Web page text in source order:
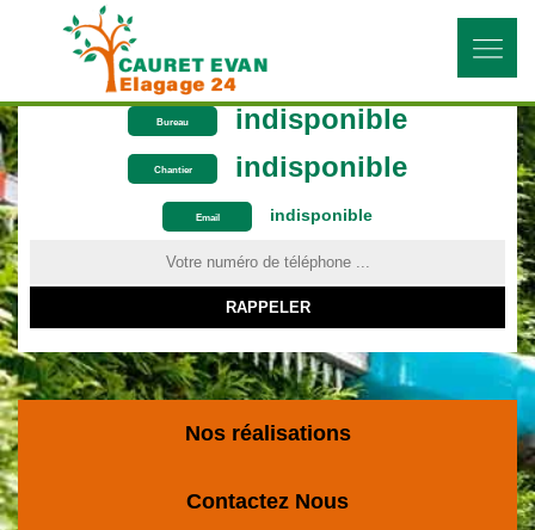
Bureau indisponible
Chantier indisponible
Email indisponible
ON VOUS RAPPELLE GRATUITEMENT
Nos réalisations
Contactez Nous